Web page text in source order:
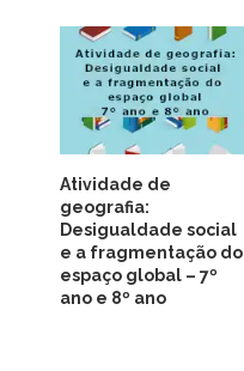
Atividade de
geografia:
Desigualdade social
e a fragmentação do
espaço global – 7º
ano e 8º ano